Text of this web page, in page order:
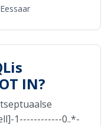
IN?
1------------0..*-